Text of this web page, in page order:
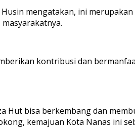
mengatakan, ini
kontribusi dan
Hut bisa berkembang dan
kemajuan Kota Nanas ini